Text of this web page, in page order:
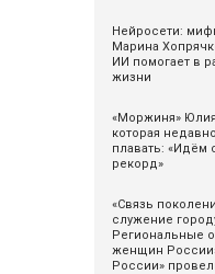
Нейросети:
Марина
ИИ помогает в
жизни
«Моржиня»
которая
плавать: «Идём
рекорд»
«Связь
служение
Региональные
женщин
России»